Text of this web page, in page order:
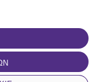
ΤΗΝ